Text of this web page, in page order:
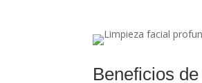
Beneficios